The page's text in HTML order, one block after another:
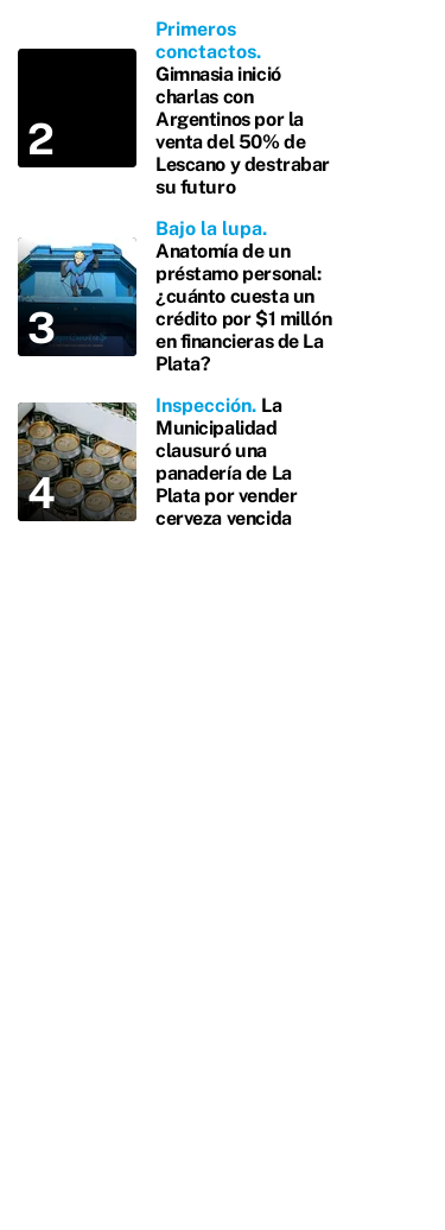
Primeros
conctactos
Gimnasia inició
charlas con
Argentinos por la
venta del 50% de
Lescano y destrabar
su futuro
Bajo la lupa
Anatomía de un
préstamo personal:
¿cuánto cuesta un
crédito por $1 millón
en financieras de La
Plata?
Inspección La
Municipalidad
clausuró una
panadería de La
Plata por vender
cerveza vencida